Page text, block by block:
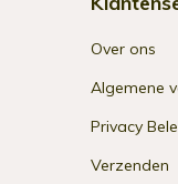
Over ons
Algemene
Privacy
Verzenden